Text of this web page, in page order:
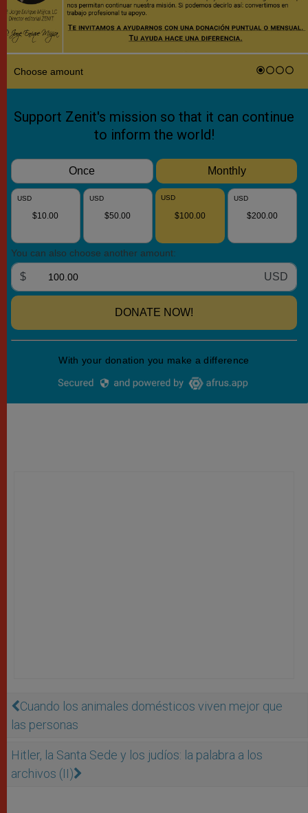
Cuando los animales domésticos viven mejor que
las personas
Hitler, la Santa Sede y los judíos: la palabra a los
archivos (II)